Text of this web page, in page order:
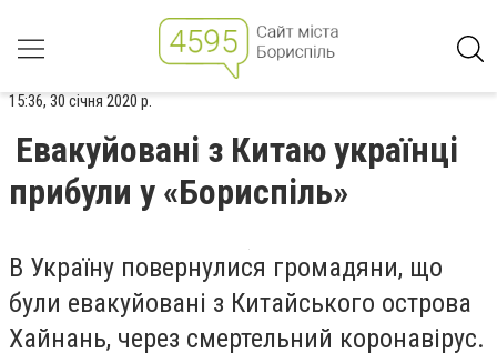
15:36, 30 січня 2020 р.
Евакуйовані з Китаю українці
прибули у «Бориспіль»
В Україну повернулися громадяни, що
були евакуйовані з Китайського острова
Хайнань, через смертельний коронавірус.